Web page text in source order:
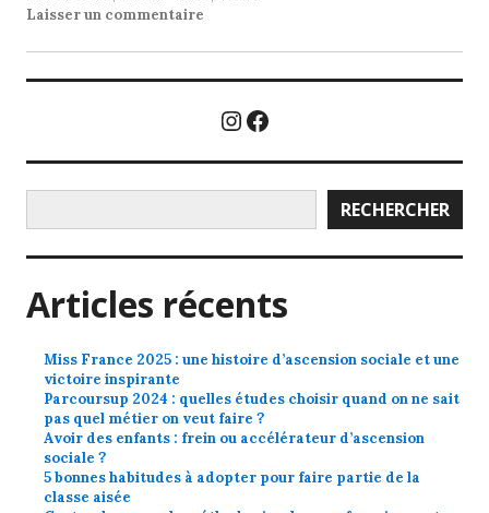
Laisser un commentaire
Instagram
Facebook
RECHERCHER
Articles récents
Miss France 2025 : une histoire d’ascension sociale et une
victoire inspirante
Parcoursup 2024 : quelles études choisir quand on ne sait
pas quel métier on veut faire ?
Avoir des enfants : frein ou accélérateur d’ascension
sociale ?
5 bonnes habitudes à adopter pour faire partie de la
classe aisée